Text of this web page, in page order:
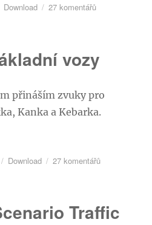
Rubriky:
Download 27 komentářůu
Demova
tvorba
RailWorks
vozy
přináším zvuky pro
Kanka a Kebarka.
pro nákladní vozy“
Rubriky:
Download 27 komentářůu
Zvuky
Traffic